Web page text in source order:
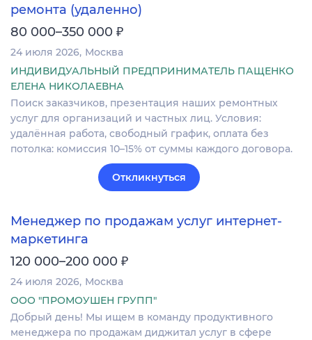
ремонта (удаленно)
80 000–350 000 ₽
24 июля 2026 Москва
ИНДИВИДУАЛЬНЫЙ ПРЕДПРИНИМАТЕЛЬ ПАЩЕНКО
ЕЛЕНА НИКОЛАЕВНА
Поиск заказчиков, презентация наших ремонтных
услуг для организаций и частных лиц. Условия:
удалённая работа, свободный график, оплата без
потолка: комиссия 10–15% от суммы каждого договора.
Откликнуться
Менеджер по продажам услуг интернет-
маркетинга
120 000–200 000 ₽
24 июля 2026 Москва
ООО "ПРОМОУШЕН ГРУПП"
Добрый день! Мы ищем в команду продуктивного
менеджера по продажам диджитал услуг в сфере